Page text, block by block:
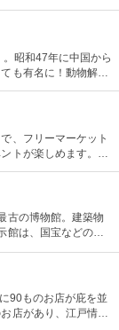
ています。手ぬぐい
昭和47年に中国から
も有名に！動物解説
め。
、フリーマーケット
トが楽しめます。も
今では国の重要文化
古の博物館。建築物
は、国宝などの歴
アムショップや食事
90ものお店が庇を並
店があり、江戸情緒